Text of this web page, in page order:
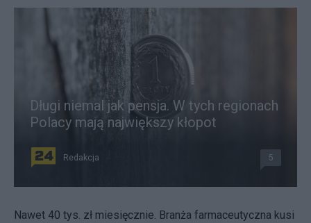
Długi niemal jak pensja. W tych regionach
Polacy mają największy kłopot
Redakcja 5
Nawet 40 tys. zł miesięcznie. Branża farmaceutyczna kusi